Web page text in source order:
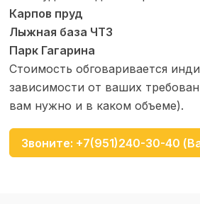
Карпов пруд
Лыжная база ЧТЗ
Парк Гагарина
Стоимость обговаривается
зависимости от ваших
вам нужно и в каком объеме).
Звоните: +7(951)240-30-40